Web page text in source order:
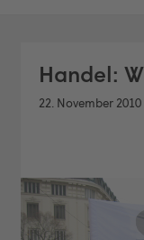
Handel:
22. November 2010